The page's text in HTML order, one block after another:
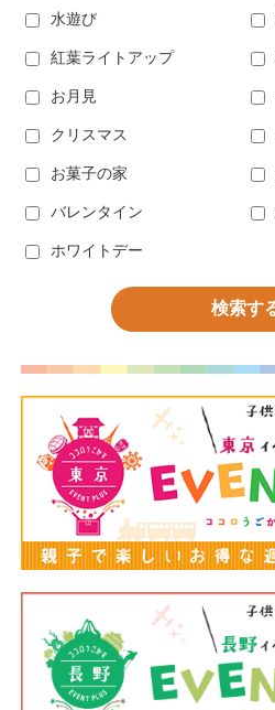
水遊び
紅葉ライトアップ
お月見
クリスマス
お菓子の家
バレンタイン
ホワイトデー